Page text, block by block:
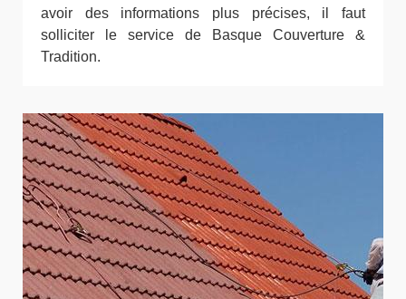
avoir des informations plus précises, il faut
solliciter le service de Basque Couverture &
Tradition.